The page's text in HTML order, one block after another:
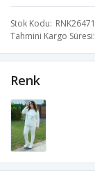
Stok Kodu
Tahmini Kargo Süresi
Renk